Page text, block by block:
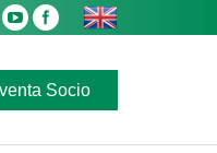
Socio